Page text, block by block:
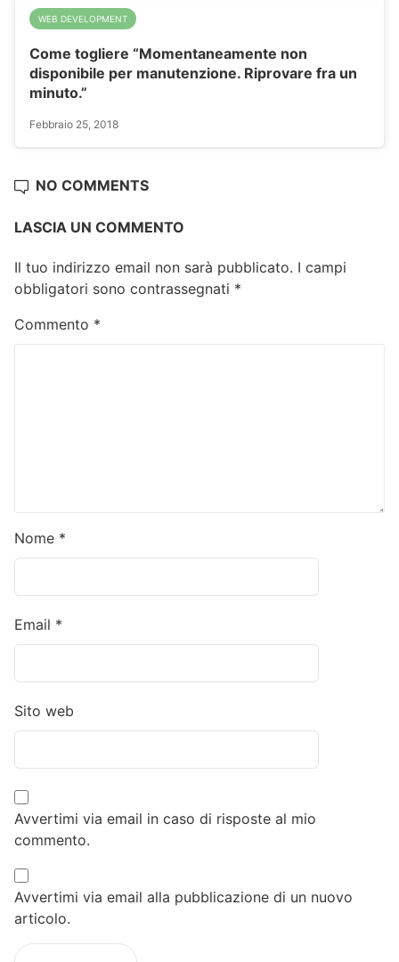
WEB DEVELOPMENT
Come togliere “Momentaneamente non
disponibile per manutenzione. Riprovare fra un
minuto.”
Febbraio 25, 2018
NO COMMENTS
LASCIA UN COMMENTO
Il tuo indirizzo email non sarà pubblicato. I campi
obbligatori sono contrassegnati *
Commento *
Nome *
Email *
Sito web
Avvertimi via email in caso di risposte al mio
commento.
Avvertimi via email alla pubblicazione di un nuovo
articolo.